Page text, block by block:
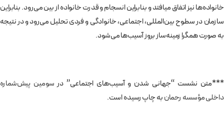
خانواده­‌ها نیز اتفاق می­افتد و بنابراین انسجام و قدرت خانواده از بین می­‌رود. بنابراین
سازمان در سطوح بین­‌المللی، اجتماعی، خانوادگی و فردی تحلیل می­‌رود و در نتیجه
به صورت همگرا زمینه‌ساز بروز آسیب­‌ها می­‌شود.
***‌متن نشست “جهانی شدن و آسیب‌های اجتماعی” در سومین پیش‌شماره
داخلی مؤسسه رحمانبه چاپ رسیده است.